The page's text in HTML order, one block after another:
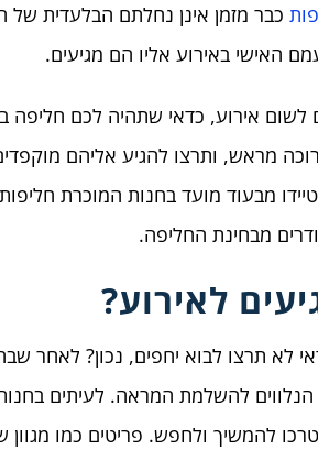
כבר מזמן אינן נחלתם הבלעדית של
האישי באירוע אליו הם מגיעים.
אירוע, כדאי שתהיה לכם חליפה
מראש, ותרצו להגיע אליהם
מבעוד מועד בחנות המוכרת
מבחינת החליפה.
לאירוע?
לא תרצו לבוא יחפים, נכון? לאחר
להשלמת המראה. לעיתים
להמשיך ולחפש. פריטים כמו מגוון